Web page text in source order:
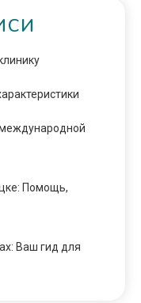
Помощь,
Ваш гид для